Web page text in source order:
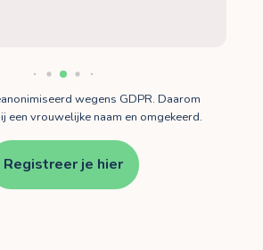
wegens GDPR. Daarom
een vrouwelijke naam en omgekeerd.
Registreer je hier